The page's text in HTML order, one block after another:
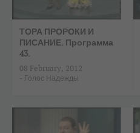
ТОРА ПРОРОКИ И
ПИСАНИЕ. Программа
43.
08 February, 2012
- Голос Надежды